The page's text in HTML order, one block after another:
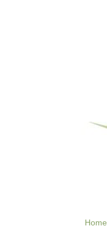
Home